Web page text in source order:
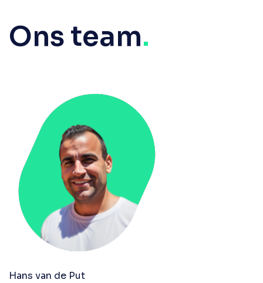
Ons team.
Hans van de Put